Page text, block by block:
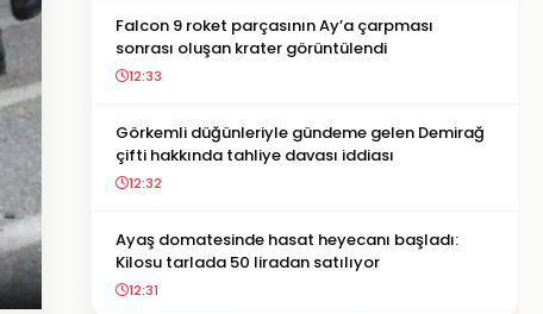
Falcon 9 roket parçasının Ay’a çarpması
sonrası oluşan krater görüntülendi
12:33
Görkemli düğünleriyle gündeme gelen Demirağ
çifti hakkında tahliye davası iddiası
12:32
Ayaş domatesinde hasat heyecanı başladı:
Kilosu tarlada 50 liradan satılıyor
12:31